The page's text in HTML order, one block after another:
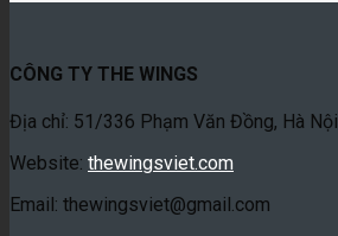
CÔNG TY THE WINGS
Địa chỉ: 51/336 Phạm Văn Đồng, Hà Nội
Website: thewingsviet.com
Email: thewingsviet@gmail.com